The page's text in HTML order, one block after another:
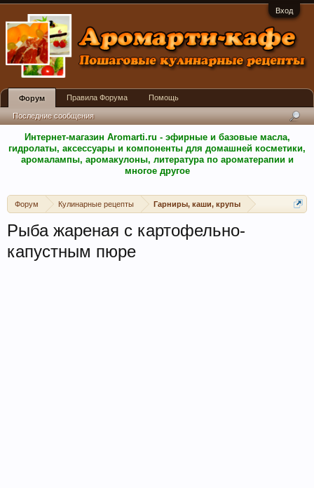
Вход
Интернет-магазин Aromarti.ru - эфирные и базовые масла,
гидролаты, аксессуары и компоненты для домашней косметики,
аромалампы, аромакулоны, литература по ароматерапии и
многое другое
Форум Кулинарные рецепты Гарниры, каши, крупы
Рыба жареная с картофельно-
капустным пюре
Форум
Последние сообщения
Правила Форума Помощь